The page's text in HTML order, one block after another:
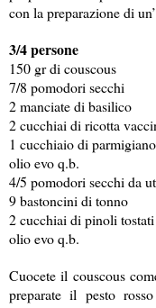
con la preparazione di
3/4 persone
150 gr di couscous
7/8 pomodori secchi
2 manciate di basilico
2 cucchiai di ricotta
1 cucchiaio di parmigiano
olio evo q.b.
4/5 pomodori secchi da
9 bastoncini di tonno
2 cucchiai di pinoli tostati
olio evo q.b.
Cuocete il couscous
preparate il pesto